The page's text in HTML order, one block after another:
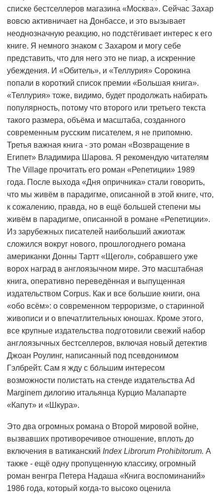
списке бестселлеров магазина «Москва». Сейчас Захар
вовсю активничает на Донбассе, и это вызывает
неоднозначную реакцию, но подстёгивает интерес к его
книге. Я немного знаком с Захаром и могу себе
представить, что для него это не пиар, а искренние
убеждения. И «Обитель», и «Теллурия» Сорокина
попали в короткий список премии «Большая книга».
«Теллурия» тоже, видимо, будет продолжать набирать
популярность, потому что второго или третьего текста
такого размера, объёма и масштаба, созданного
современным русским писателем, я не припомню.
Третья важная книга - это роман «Возвращение в
Египет» Владимира Шарова. Я рекомендую читателям
The Village прочитать его роман «Репетиции» 1989
года. После выхода «Дня опричника» стали говорить,
что мы живём в парадигме, описанной в этой книге, что,
к сожалению, правда, но в ещё большей степени мы
живём в парадигме, описанной в романе «Репетиции».
Из зарубежных писателей наибольший ажиотаж
сложился вокруг нового, прошлогоднего романа
американки Донны Тартт «Щегол», собравшего уже
ворох наград в англоязычном мире. Это масштабная
книга, оперативно переведённая и выпущенная
издательством Corpus. Как и все большие книги, она
«обо всём»: о современном терроризме, о старинной
живописи и о впечатлительных юношах. Кроме этого,
все крупные издательства подготовили свежий набор
англоязычных бестселлеров, включая новый детектив
Джоан Роулинг, написанный под псевдонимом
Гэлбрейт. Сам я жду с бо́льшим интересом
возможности полистать на стенде издательства Ad
Marginem дилогию итальянца Курцио Малапарте
«Капут» и «Шкура».
Это два огромных романа о Второй мировой войне,
вызвавших противоречивое отношение, вплоть до
включения в ватиканский Index Librorum Prohibitorum. А
также - ещё одну пропущенную классику, огромный
роман венгра Петера Надаша «Книга воспоминаний»
1986 года, который когда-то высоко оценила